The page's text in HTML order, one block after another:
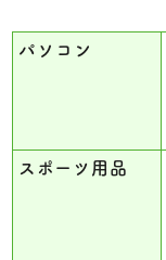
パソコン
スポーツ用品